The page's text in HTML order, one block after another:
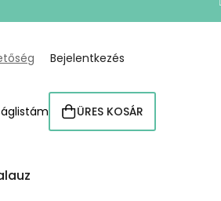
Bejelentkezés
KOSÁR
ÜRES KOSÁR